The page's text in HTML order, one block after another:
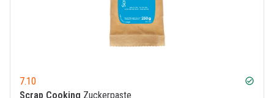
7.10 check_circle
Scrap Cooking Zuckerpaste